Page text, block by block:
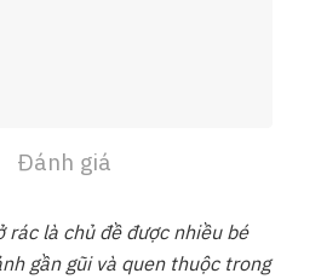
Đánh giá
rác là chủ đề được nhiều bé
gần gũi và quen thuộc trong